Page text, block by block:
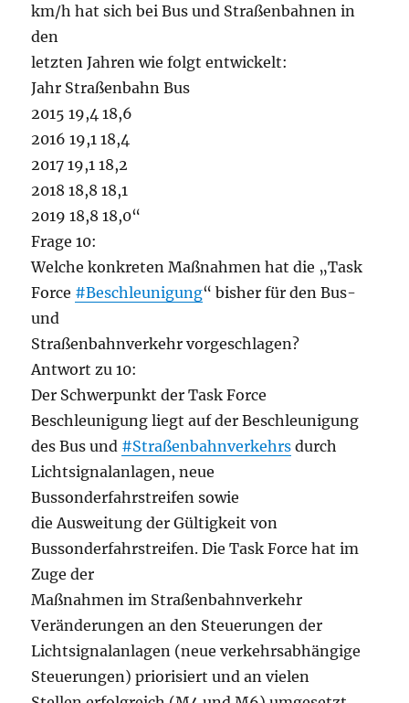
km/h hat sich bei Bus und Straßenbahnen in
den
letzten Jahren wie folgt entwickelt:
Jahr Straßenbahn Bus
2015 19,4 18,6
2016 19,1 18,4
2017 19,1 18,2
2018 18,8 18,1
2019 18,8 18,0“
Frage 10:
Welche konkreten Maßnahmen hat die „Task
Force #Beschleunigung“ bisher für den Bus-
und
Straßenbahnverkehr vorgeschlagen?
Antwort zu 10:
Der Schwerpunkt der Task Force
Beschleunigung liegt auf der Beschleunigung
des Bus und #Straßenbahnverkehrs durch
Lichtsignalanlagen, neue
Bussonderfahrstreifen sowie
die Ausweitung der Gültigkeit von
Bussonderfahrstreifen. Die Task Force hat im
Zuge der
Maßnahmen im Straßenbahnverkehr
Veränderungen an den Steuerungen der
Lichtsignalanlagen (neue verkehrsabhängige
Steuerungen) priorisiert und an vielen